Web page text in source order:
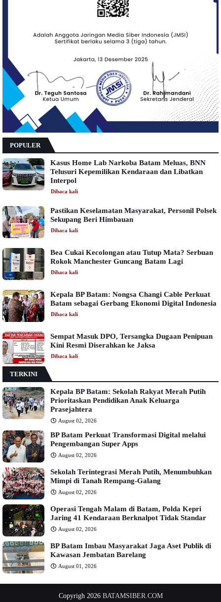
POPULER
Kasus Home Lab Narkoba Batam Meluas, BNN
Telusuri Kepemilikan Kendaraan dan Libatkan
Interpol
Dibaca kali
Pastikan Keselamatan Masyarakat, Personil Polsek
Sekupang Beri Himbauan
Dibaca kali
Bea Cukai Kecolongan atau Tutup Mata? Serbuan
Rokok Manchester Guncang Batam Lagi
Dibaca kali
Kepala BP Batam: Nongsa Changi Cable Perkuat
Batam sebagai Gerbang Ekonomi Digital Indonesia
Dibaca kali
Sempat Masuk DPO, Tersangka Dugaan Penipuan
Kini Resmi Diserahkan ke Jaksa
Dibaca kali
TERKINI
Kepala BP Batam: Sekolah Rakyat Merah Putih
Prioritaskan Pendidikan Anak Keluarga
Prasejahtera
August 02, 2026
BP Batam Perkuat Transformasi Digital melalui
Pengembangan Super Apps
August 02, 2026
Sekolah Terintegrasi Merah Putih, Menumbuhkan
Mimpi di Tanah Rempang-Galang
August 02, 2026
Operasi Tengah Malam di Batam, Polda Kepri
Jaring 41 Kendaraan Berknalpot Tidak Standar
August 02, 2026
BP Batam Imbau Masyarakat Jaga Aset Publik di
Kawasan Jembatan Barelang
August 01, 2026
Copyrigh 2026 BATAMSIBER.COM